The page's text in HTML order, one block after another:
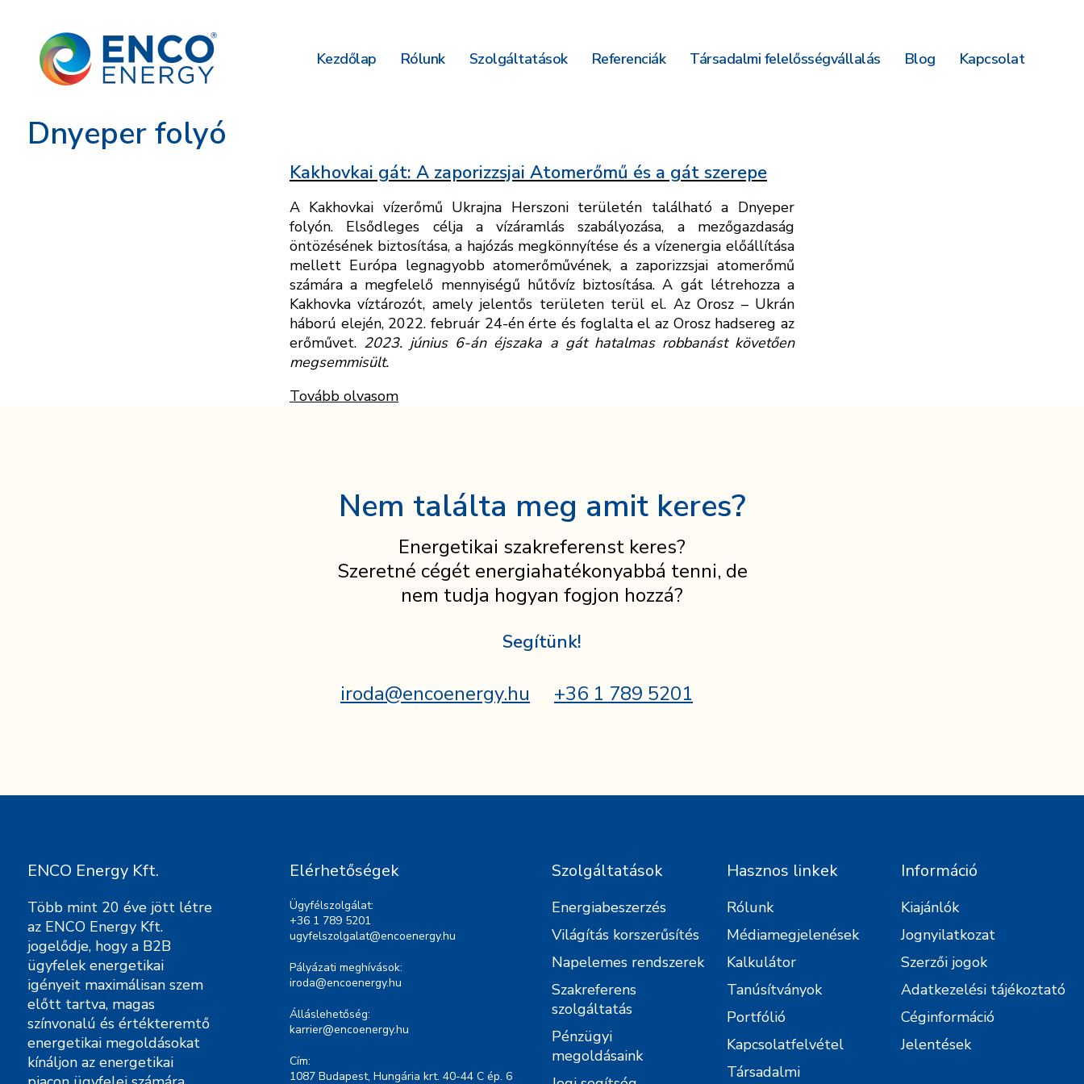
Kezdőlap Rólunk Szolgáltatások Referenciák Társadalmi felelősségvállalás Blog Kapcsolat
Dnyeper folyó
Kakhovkai gát: A zaporizzsjai Atomerőmű és a gát szerepe
A Kakhovkai vízerőmű Ukrajna Herszoni területén található a Dnyeper
folyón. Elsődleges célja a vízáramlás szabályozása, a mezőgazdaság
öntözésének biztosítása, a hajózás megkönnyítése és a vízenergia előállítása
mellett Európa legnagyobb atomerőművének, a zaporizzsjai atomerőmű
számára a megfelelő mennyiségű hűtővíz biztosítása. A gát létrehozza a
Kakhovka víztározót, amely jelentős területen terül el. Az Orosz – Ukrán
háború elején, 2022. február 24-én érte és foglalta el az Orosz hadsereg az
erőművet. 2023. június 6-án éjszaka a gát hatalmas robbanást követően
megsemmisült.
Tovább olvasom
Nem találta meg amit keres?
Energetikai szakreferenst keres?
Szeretné cégét energiahatékonyabbá tenni, de
nem tudja hogyan fogjon hozzá?
Segítünk!
iroda@encoenergy.hu +36 1 789 5201
ENCO Energy Kft.
Több mint 20 éve jött létre
az ENCO Energy Kft.
jogelődje, hogy a B2B
ügyfelek energetikai
igényeit maximálisan szem
előtt tartva, magas
színvonalú és értékteremtő
energetikai megoldásokat
kínáljon az energetikai
Elérhetőségek
Ügyfélszolgálat:
+36 1 789 5201
ugyfelszolgalat@encoenergy.hu
Pályázati meghívások:
iroda@encoenergy.hu
Álláslehetőség:
karrier@encoenergy.hu
Cím:
1087 Budapest, Hungária krt. 40-44 C ép. 6
Szolgáltatások
Energiabeszerzés
Világítás korszerűsítés
Napelemes rendszerek
Szakreferens
szolgáltatás
Pénzügyi
megoldásaink
Hasznos linkek
Rólunk
Médiamegjelenések
Kalkulátor
Tanúsítványok
Portfólió
Kapcsolatfelvétel
Társadalmi
Információ
Kiajánlók
Jognyilatkozat
Szerzői jogok
Adatkezelési tájékoztató
Céginformáció
Jelentések